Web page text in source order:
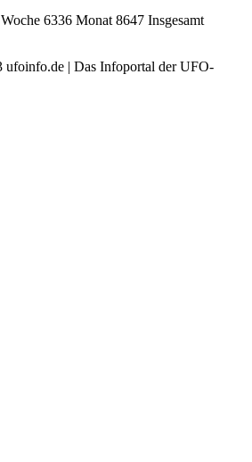
6336 Monat 8647 Insgesamt
| Das Infoportal der UFO-